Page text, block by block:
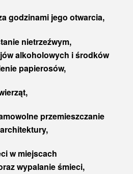
godzinami jego otwarcia,
nietrzeźwym,
alkoholowych i środków
papierosów,
przemieszczanie
w miejscach
wypalanie śmieci,